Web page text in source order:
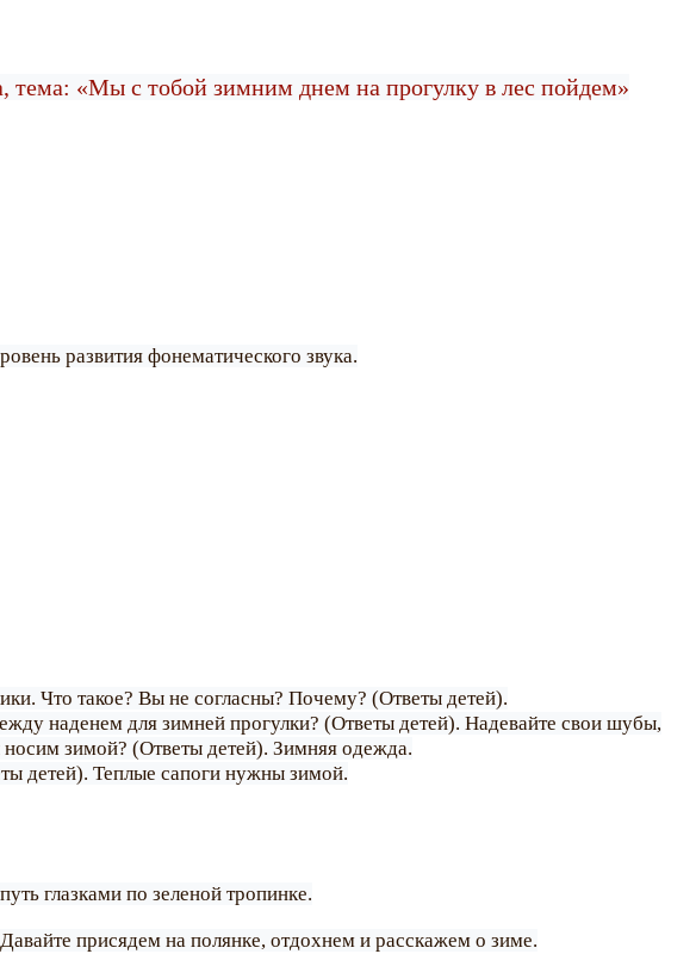
тема: «Мы с тобой зимним днем на прогулку в лес пойдем»
развития фонематического звука.
Что такое? Вы не согласны? Почему? (Ответы детей).
наденем для зимней прогулки? (Ответы детей). Надевайте свои шубы,
зимой? (Ответы детей). Зимняя одежда.
детей). Теплые сапоги нужны зимой.
глазками по зеленой тропинке.
присядем на полянке, отдохнем и расскажем о зиме.